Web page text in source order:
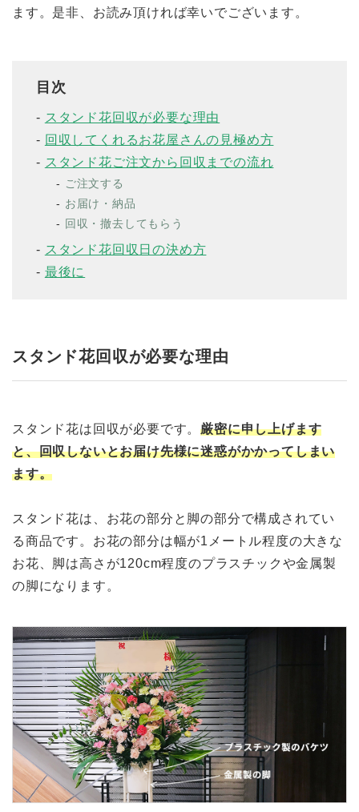
ます。是非、お読み頂ければ幸いでございます。
目次
スタンド花回収が必要な理由
回収してくれるお花屋さんの見極め方
スタンド花ご注文から回収までの流れ
ご注文する
お届け・納品
回収・撤去してもらう
スタンド花回収日の決め方
最後に
スタンド花回収が必要な理由
スタンド花は回収が必要です。厳密に申し上げます
と、回収しないとお届け先様に迷惑がかかってしまい
ます。
スタンド花は、お花の部分と脚の部分で構成されてい
る商品です。お花の部分は幅が1メートル程度の大きな
お花、脚は高さが120cm程度のプラスチックや金属製
の脚になります。